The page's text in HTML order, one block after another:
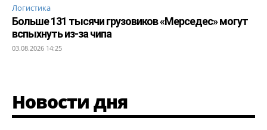
Логистика
Больше 131 тысячи грузовиков «Мерседес» могут
вспыхнуть из-за чипа
03.08.2026 14:25
Новости дня